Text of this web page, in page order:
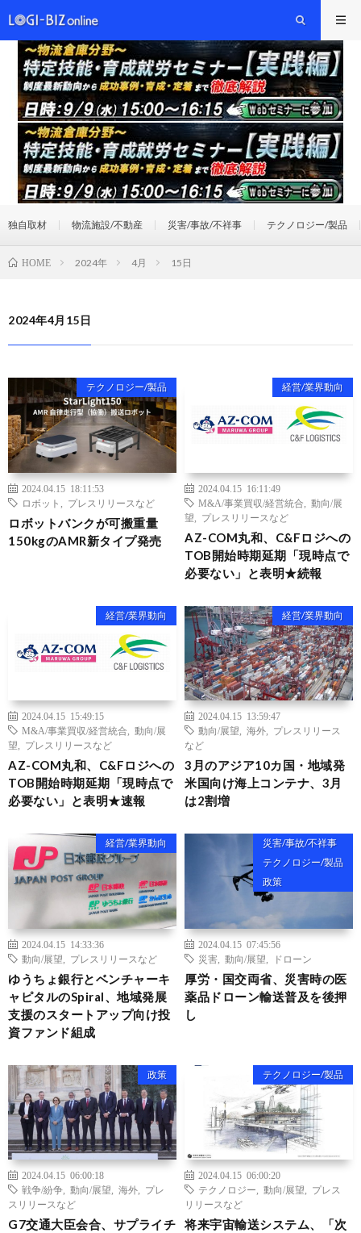
独自取材 物流施設/不動産 災害/事故/不祥事 テクノロジー/製品
HOME 2024年 4月 15日
2024年4月15日
テクノロジー/製品
2024.04.15 18:11:53
ロボット
プレスリリースなど
ロボットバンクが可搬重量
150kgのAMR新タイプ発売
経営/業界動向
2024.04.15 16:11:49
M&A/事業買収/経営統合
動向/展
望
プレスリリースなど
AZ-COM丸和、C&Fロジへの
TOB開始時期延期「現時点で
必要ない」と表明★続報
経営/業界動向
2024.04.15 15:49:15
M&A/事業買収/経営統合
動向/展
望
プレスリリースなど
AZ-COM丸和、C&Fロジへの
TOB開始時期延期「現時点で
必要ない」と表明★速報
経営/業界動向
2024.04.15 13:59:47
動向/展望
海外
プレスリリース
など
3月のアジア10カ国・地域発
米国向け海上コンテナ、3月
は2割増
経営/業界動向
2024.04.15 14:33:36
動向/展望
プレスリリースなど
ゆうちょ銀行とベンチャーキ
ャピタルのSpiral、地域発展
支援のスタートアップ向け投
資ファンド組成
災害/事故/不祥事
テクノロジー/製品
政策
2024.04.15 07:45:56
災害
動向/展望 ドローン
厚労・国交両省、災害時の医
薬品ドローン輸送普及を後押
し
政策
2024.04.15 06:00:18
戦争/紛争
動向/展望 海外
プレ
スリリースなど
G7交通大臣会合、サプライチ
テクノロジー/製品
2024.04.15 06:00:20
テクノロジー
動向/展望
プレス
リリースなど
将来宇宙輸送システム、「次